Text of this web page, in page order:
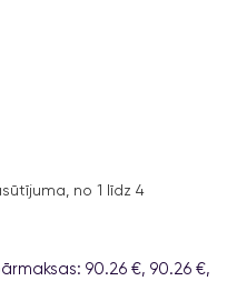
no 1 līdz 4
90.26 €, 90.26 €,